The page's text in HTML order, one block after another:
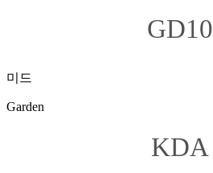
GD10
미드
Garden
KDA